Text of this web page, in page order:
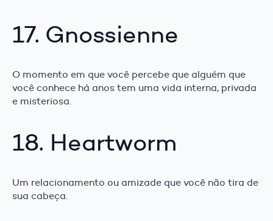
17. Gnossienne
O momento em que você percebe que alguém que
você conhece há anos tem uma vida interna, privada
e misteriosa.
18. Heartworm
Um relacionamento ou amizade que você não tira de
sua cabeça.